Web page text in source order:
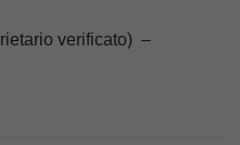
verificato) –